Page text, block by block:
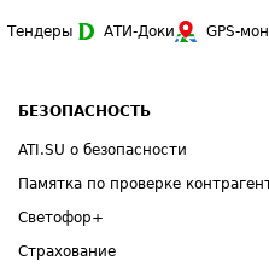
Тендеры АТИ-Доки GPS-
БЕЗОПАСНОСТЬ
ATI.SU о безопасности
Памятка по проверке
Светофор+
Страхование